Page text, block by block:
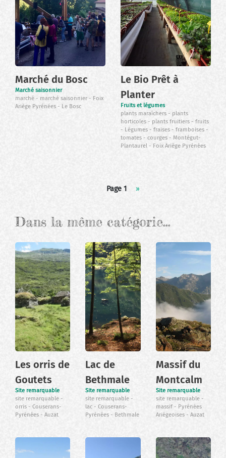
Marché du Bosc
Marché saisonnier
marché
marché saisonnier
Foix
Ariège Pyrénées
Le Bosc
Le Bio Prêt à
Planter
Fruits et légumes
plants maraîchers
plants
horticoles
plants fruitiers
fruits
Légumes
fraises
framboises
tomates
courges
Montégut-
Plantaurel
Foix Ariège Pyrénées
Page 1
Page
››
Dans la même catégorie…
Les orris de
Goutets
Site remarquable
site remarquable
orris
Couserans-
Pyrénées
Auzat
Lac de
Bethmale
Site remarquable
site remarquable
lac
Couserans-
Pyrénées
Bethmale
Massif du
Montcalm
Site remarquable
site remarquable
massif
Pyrénées
Ariégeoises
Auzat